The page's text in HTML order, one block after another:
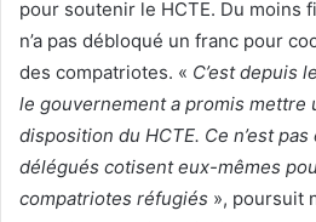
pour soutenir le HCTE. Du moins
n’a pas débloqué un franc pour
des compatriotes. « C’est depuis
le gouvernement a promis mettre
disposition du HCTE. Ce n’est
délégués cotisent eux-mêmes
compatriotes réfugiés », poursuit